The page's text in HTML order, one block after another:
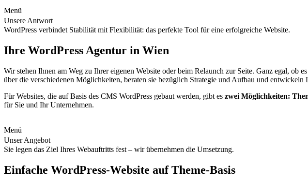
Menü
Unsere Antwort
WordPress verbindet Stabilität mit Flexibilität: das perfekte Tool für eine erfolgreiche Website.
Ihre WordPress Agentur in Wien
Wir stehen Ihnen am Weg zu Ihrer eigenen Website oder beim Relaunch zur Seite. Ganz egal,
über die verschiedenen Möglichkeiten, beraten sie bezüglich Strategie und Aufbau und
Für Websites, die auf Basis des CMS WordPress gebaut werden, gibt es zwei Möglichkeiten:
für Sie und Ihr Unternehmen.
Menü
Unser Angebot
Sie legen das Ziel Ihres Webauftritts fest – wir übernehmen die Umsetzung.
Einfache WordPress-Website auf Theme-Basis